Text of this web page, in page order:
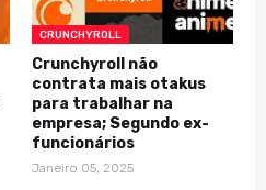
CRUNCHYROLL
Crunchyroll não
contrata mais otakus
para trabalhar na
empresa; Segundo ex-
funcionários
Janeiro 05, 2025